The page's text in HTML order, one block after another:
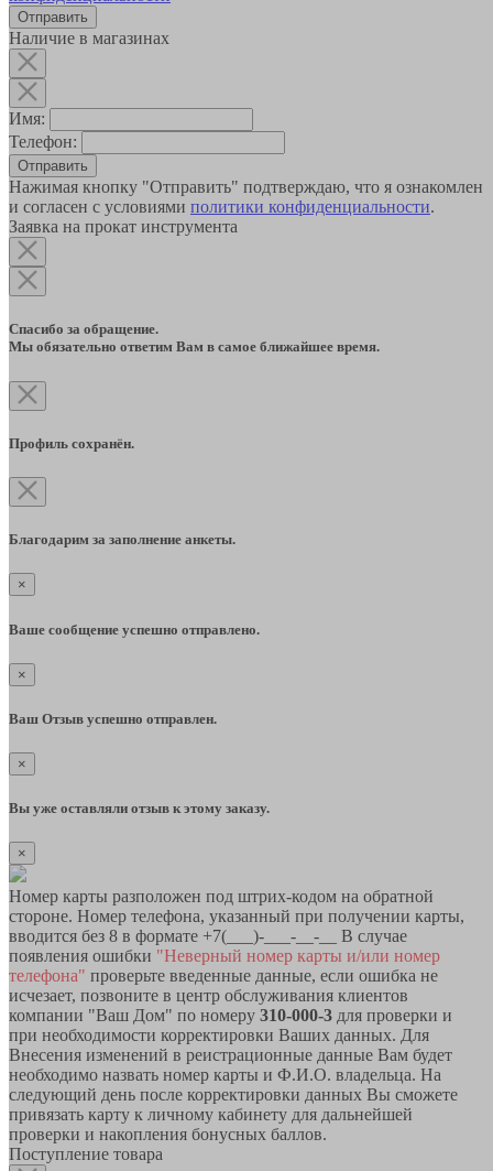
Наличие в магазинах
Имя:
Телефон:
Отправить
Нажимая кнопку "Отправить" подтверждаю, что я ознакомлен
и согласен с условиями политики конфиденциальности.
Заявка на прокат инструмента
Спасибо за обращение.
Мы обязательно ответим Вам в самое ближайшее время.
Профиль сохранён.
Благодарим за заполнение анкеты.
×
Ваше сообщение успешно отправлено.
×
Ваш Отзыв успешно отправлен.
×
Вы уже оставляли отзыв к этому заказу.
×
Номер карты разположен под штрих-кодом на обратной
стороне. Номер телефона, указанный при получении карты,
вводится без 8 в формате +7(___)-___-__-__ В случае
появления ошибки "Неверный номер карты и/или номер
телефона" проверьте введенные данные, если ошибка не
исчезает, позвоните в центр обслуживания клиентов
компании "Ваш Дом" по номеру 310-000-3 для проверки и
при необходимости корректировки Ваших данных. Для
Внесения изменений в реистрационные данные Вам будет
необходимо назвать номер карты и Ф.И.О. владельца. На
следующий день после корректировки данных Вы сможете
привязать карту к личному кабинету для дальнейшей
проверки и накопления бонусных баллов.
Поступление товара